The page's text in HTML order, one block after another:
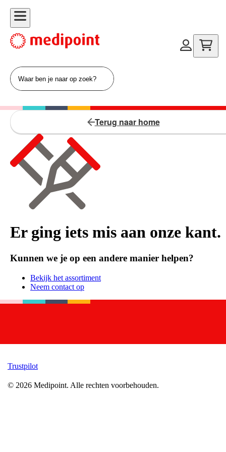
Terug naar home
Er ging iets mis aan onze kant.
Kunnen we je op een andere manier helpen?
Bekijk het assortiment
Neem contact op
Trustpilot
© 2026 Medipoint. Alle rechten voorbehouden.